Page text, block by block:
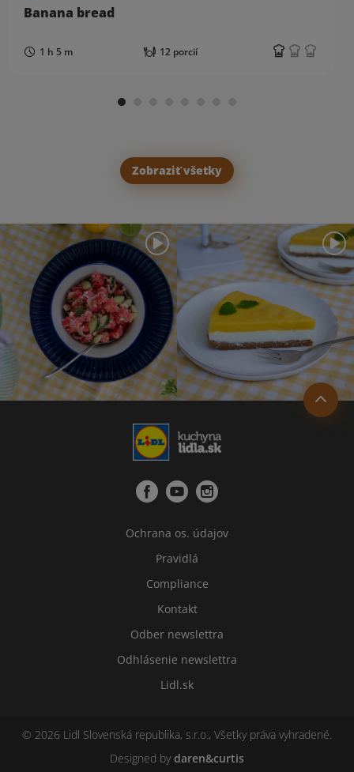
Banana bread
1 h 5 m 12 porcií
Zobraziť všetky
Ochrana os. údajov
Pravidlá
Compliance
Kontakt
Odber newslettra
Odhlásenie newslettra
Lidl.sk
© 2026 Lidl Slovenská republika, s.r.o., Všetky práva vyhradené.
Designed bydaren&curtis